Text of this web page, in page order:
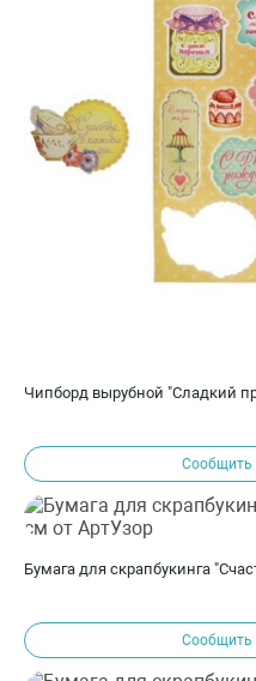
Чипборд вырубной "Сладкий
Сообщить
Бумага для скрапбукинга
Сообщить